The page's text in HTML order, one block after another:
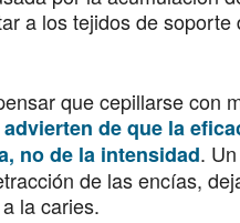
a los tejidos de
que cepillarse con
de que la
no de la intensidad.
de las encías,
la caries.